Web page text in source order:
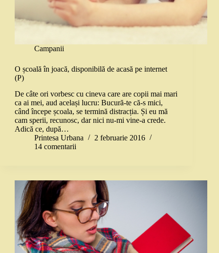
Campanii
O școală în joacă, disponibilă de acasă pe internet
(P)
De câte ori vorbesc cu cineva care are copii mai mari
ca ai mei, aud același lucru: Bucură-te că-s mici,
când începe școala, se termină distracția. Și eu mă
cam sperii, recunosc, dar nici nu-mi vine-a crede.
Adică ce, după…
Printesa Urbana
2 februarie 2016
14 comentarii